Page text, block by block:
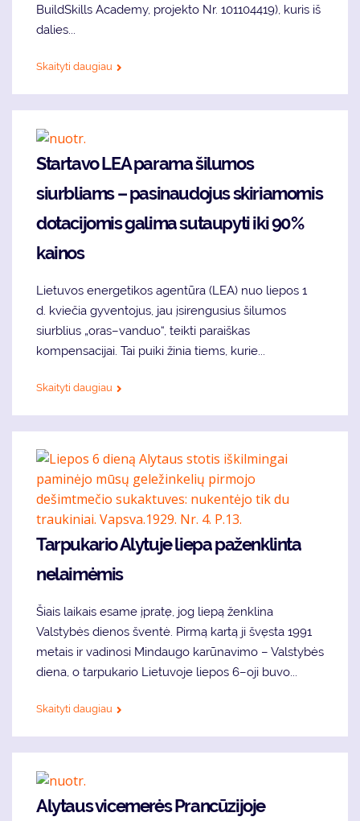
BuildSkills Academy, projekto Nr. 101104419), kuris iš
dalies...
Skaityti daugiau
Startavo LEA parama šilumos
siurbliams – pasinaudojus skiriamomis
dotacijomis galima sutaupyti iki 90%
kainos
Lietuvos energetikos agentūra (LEA) nuo liepos 1
d. kviečia gyventojus, jau įsirengusius šilumos
siurblius „oras–vanduo“, teikti paraiškas
kompensacijai. Tai puiki žinia tiems, kurie...
Skaityti daugiau
Tarpukario Alytuje liepa paženklinta
nelaimėmis
Šiais laikais esame įpratę, jog liepą ženklina
Valstybės dienos šventė. Pirmą kartą ji švęsta 1991
metais ir vadinosi Mindaugo karūnavimo – Valstybės
diena, o tarpukario Lietuvoje liepos 6–oji buvo...
Skaityti daugiau
Alytaus vicemerės Prancūzijoje